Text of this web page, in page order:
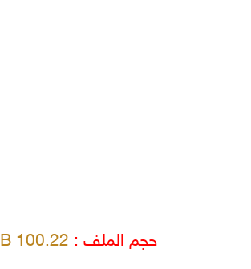
حجم الملف : 100.22 MB